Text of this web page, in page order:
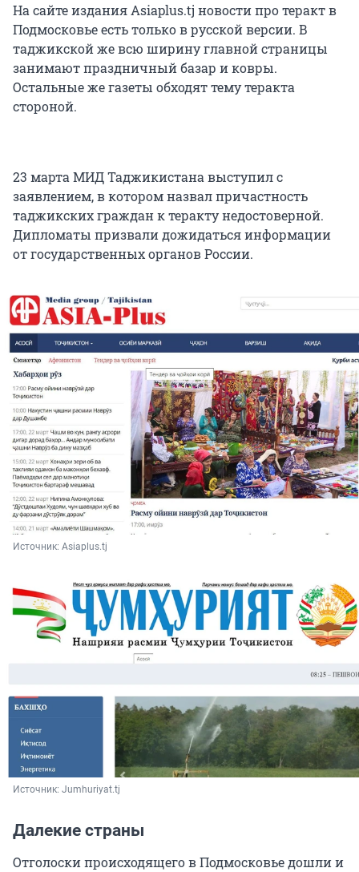
На сайте издания Asiaplus.tj новости про теракт в
Подмосковье есть только в русской версии. В
таджикской же всю ширину главной страницы
занимают праздничный базар и ковры.
Остальные же газеты обходят тему теракта
стороной.
23 марта МИД Таджикистана выступил с
заявлением, в котором назвал причастность
таджикских граждан к теракту недостоверной.
Дипломаты призвали дожидаться информации
от государственных органов России.
Источник: Asiaplus.tj
Источник: Jumhuriyat.tj
Далекие страны
Отголоски происходящего в Подмосковье дошли и